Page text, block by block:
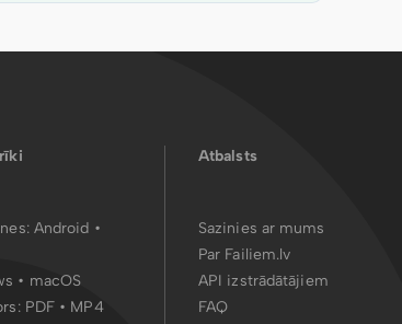
Android •
• macOS
PDF • MP4
Atbalsts
Sazinies ar mums
Par Failiem.lv
API izstrādātājiem
FAQ